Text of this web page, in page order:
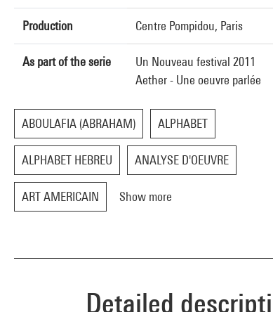
Production Centre Pompidou, Paris
As part of the serie
Un Nouveau festival 2011
Aether - Une oeuvre parlée
ABOULAFIA (ABRAHAM) ALPHABET
ALPHABET HEBREU ANALYSE D'OEUVRE
ART AMERICAIN Show more
Detailed